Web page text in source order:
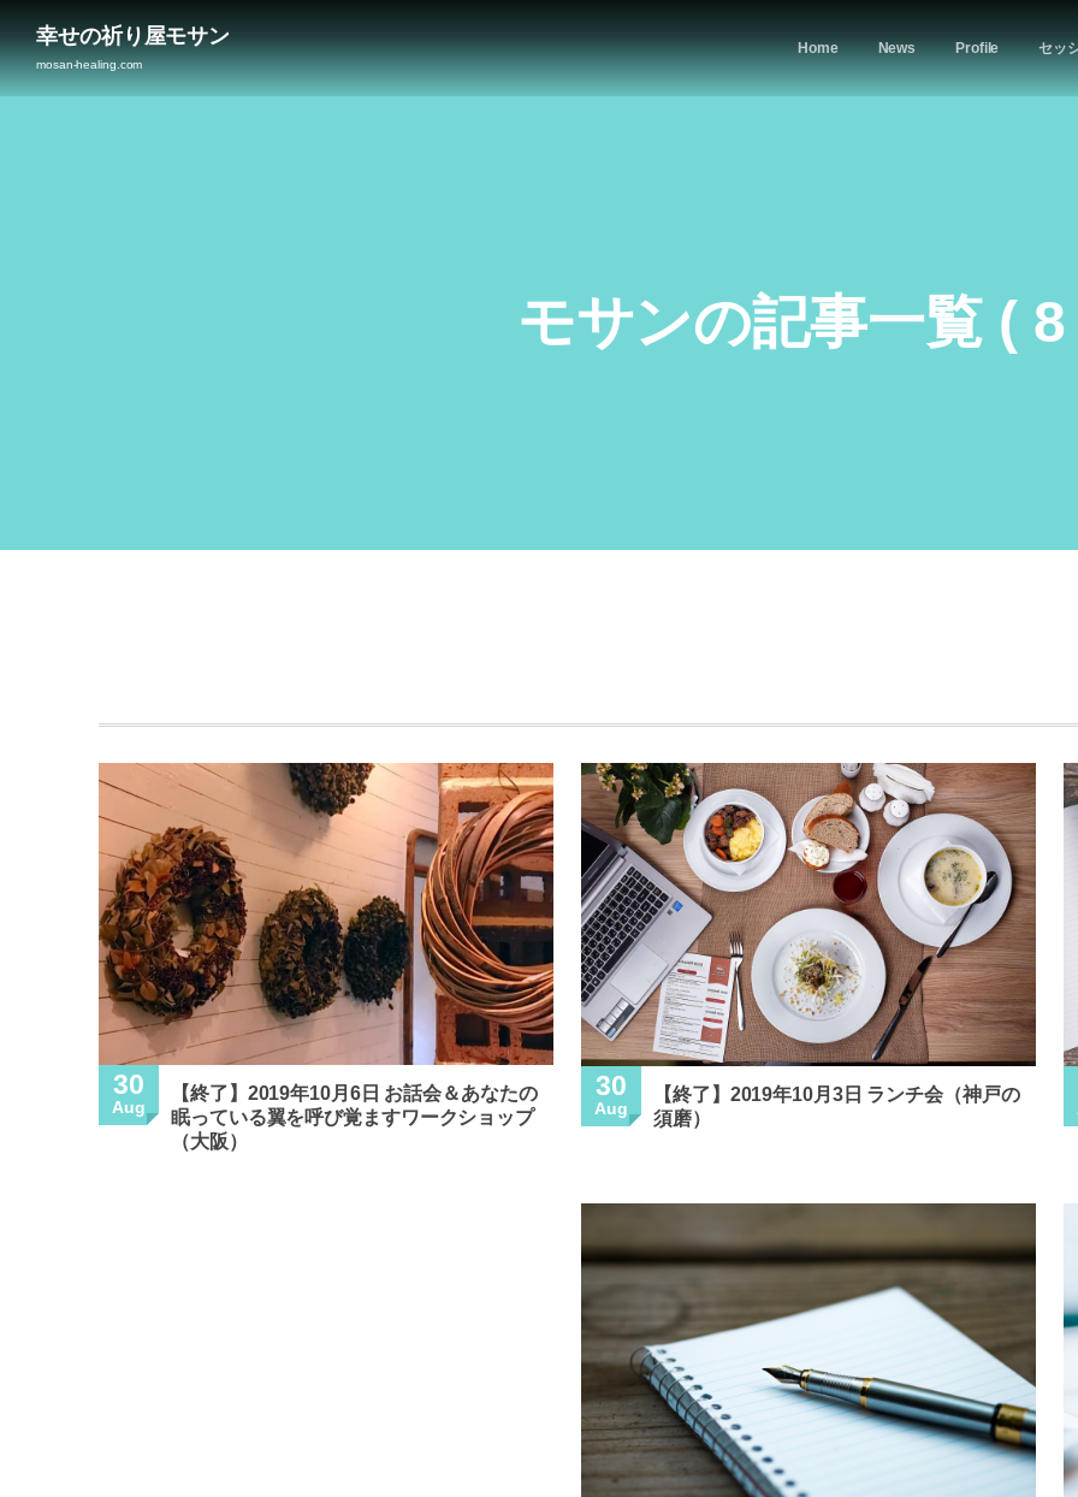
幸せの祈り屋モサン
mosan-healing.com
Home News Profile セッ
モサンの記事一覧 ( 8
30
Aug
【終了】2019年10月6日 お話会＆あなたの
眠っている翼を呼び覚ますワークショップ
（大阪）
30
Aug
【終了】2019年10月3日 ランチ会（神戸の
須磨）